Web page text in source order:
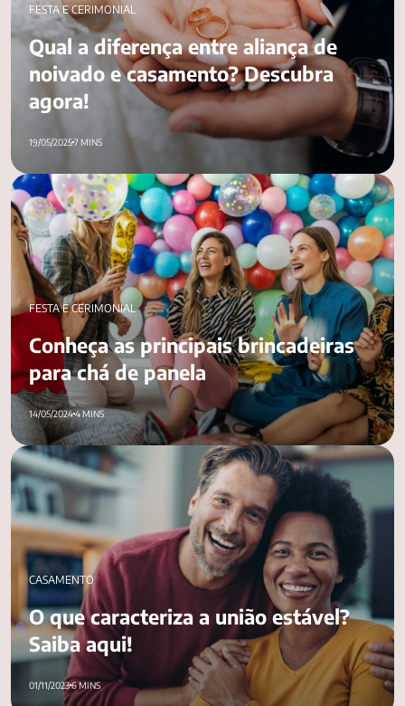
FESTA E CERIMONIAL
Qual a diferença entre aliança de
noivado e casamento? Descubra
agora!
19/05/20257 MINS
Conheça as principais brincadeiras para chá de panela
FESTA E CERIMONIAL
Conheça as principais brincadeiras
para chá de panela
14/05/20244 MINS
O que caracteriza a união estável? Saiba aqui!
CASAMENTO
O que caracteriza a união estável?
Saiba aqui!
01/11/20236 MINS